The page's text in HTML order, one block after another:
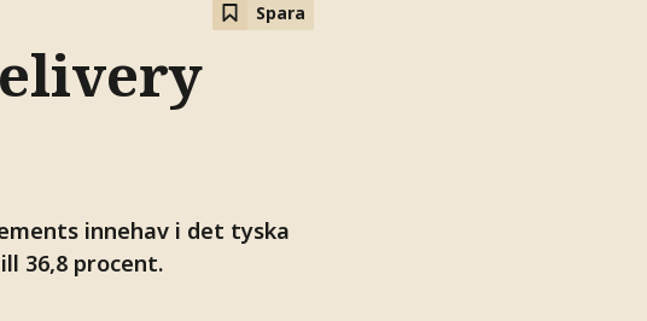
Spara
innehav i det tyska
36,8 procent.